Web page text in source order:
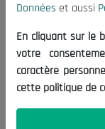
Données et aussi
En cliquant sur le
votre
caractère
cette politique de